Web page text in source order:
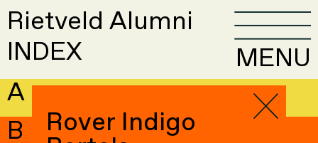
Rietveld Alumni
INDEX
MENU
A
B
Rover Indigo